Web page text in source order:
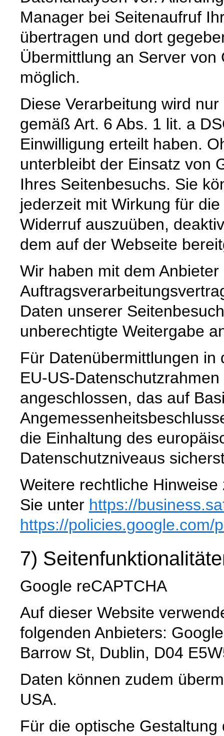
Manager bei Seitenaufruf
übertragen und dort
Übermittlung an Server
möglich.
Diese Verarbeitung wird
gemäß Art. 6 Abs. 1 lit. a
Einwilligung erteilt haben.
unterbleibt der Einsatz von
Ihres Seitenbesuchs. Sie
jederzeit mit Wirkung für
Widerruf auszuüben,
dem auf der Webseite
Wir haben mit dem Anbieter
Daten unserer
unberechtigte Weitergabe
Für Datenübermittlungen in
EU-US-
angeschlossen, das auf
die Einhaltung des
Datenschutzniveaus
Weitere rechtliche
Sie unter https://
https://policies.google.com/
7)
Google reCAPTCHA
Auf dieser Website
folgenden Anbieters:
Barrow St, Dublin, D04
Daten können zudem
USA.
Für die optische